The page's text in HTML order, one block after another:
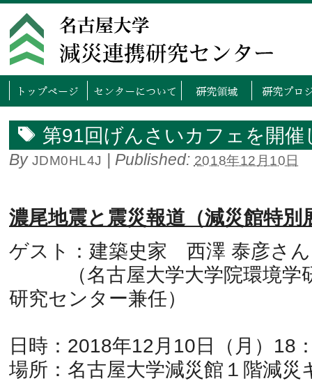
トップページ センタ
第91回げんさいカフェを開催
By JDM0HL4J | Published: 2018年12月10日
濃尾地震と震災報道（減災館特別
ゲスト：建築史家 西澤 泰彦さん
（名古屋大学大学院環境学
研究センター兼任）
日時：2018年12月10日（月）18
場所：名古屋大学減災館１階減災